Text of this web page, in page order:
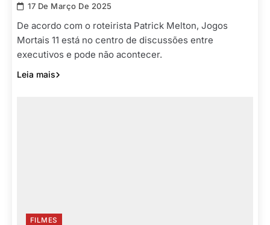
17 De Março De 2025
De acordo com o roteirista Patrick Melton, Jogos
Mortais 11 está no centro de discussões entre
executivos e pode não acontecer.
Leia mais
FILMES